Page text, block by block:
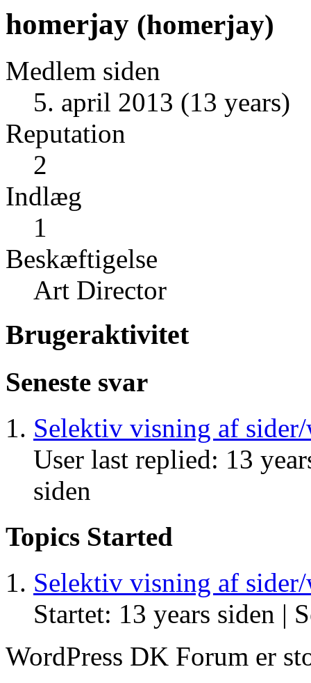
homerjay (homerjay)
Medlem siden
5. april 2013 (13 years)
Reputation
2
Indlæg
1
Beskæftigelse
Art Director
Brugeraktivitet
Seneste svar
Selektiv visning af
User last replied: 13
siden
Topics Started
Selektiv visning af
Startet: 13 years siden |
WordPress DK Forum er